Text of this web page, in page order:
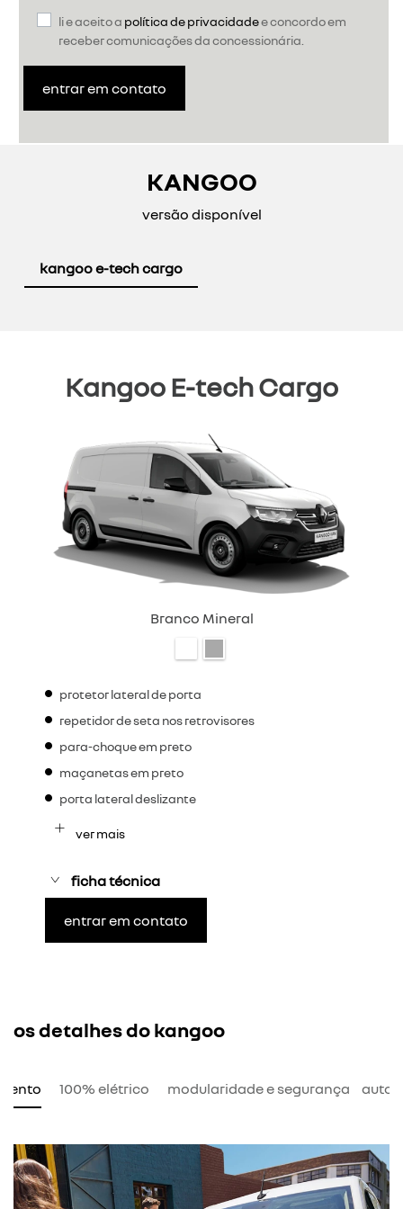
li e aceito a política de privacidadee concordo em
receber comunicações da concessionária.
entrar em contato
KANGOO
versão disponível
kangoo e-tech cargo
Kangoo E-tech Cargo
Branco Mineral
protetor lateral de porta
repetidor de seta nos retrovisores
para-choque em preto
maçanetas em preto
porta lateral deslizante
ver mais
ficha técnica
entrar em contato
os detalhes do kangoo
100% elétrico modularidade e segurança